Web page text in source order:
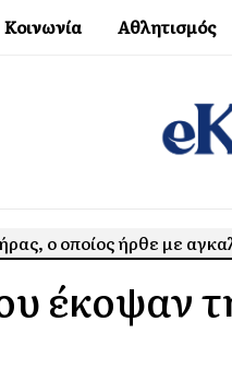
Κοινωνία Αθλητισμός
ο οποίος ήρθε με
έκοψαν